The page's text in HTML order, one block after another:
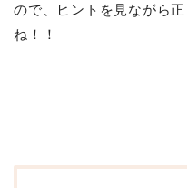
ので、ヒントを見ながら
ね！！